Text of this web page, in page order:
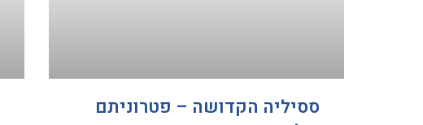
ססיליה הקדושה – פטרוניתם